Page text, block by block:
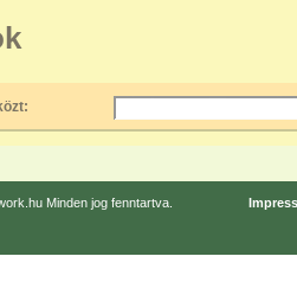
Minden jog fenntartva.